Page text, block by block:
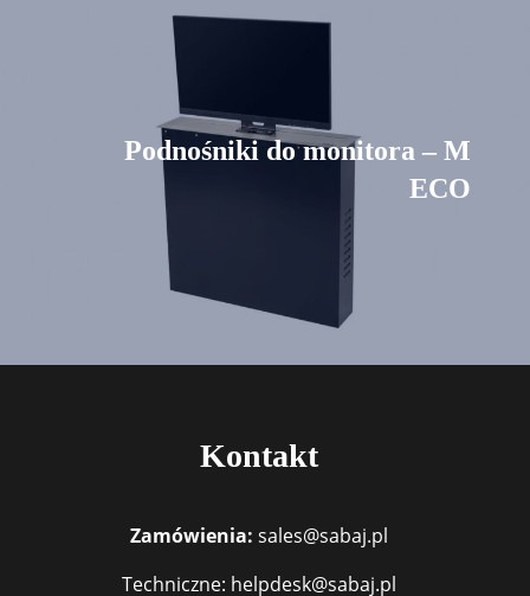
Podnośniki do monitora – M
ECO
Kontakt
Zamówienia: sales@sabaj.pl
Techniczne: helpdesk@sabaj.pl